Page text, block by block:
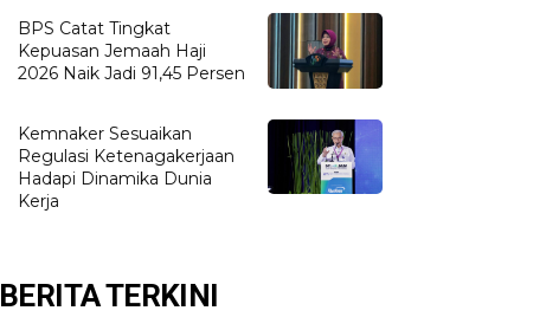
BPS Catat Tingkat
Kepuasan Jemaah Haji
2026 Naik Jadi 91,45 Persen
Kemnaker Sesuaikan
Regulasi Ketenagakerjaan
Hadapi Dinamika Dunia
Kerja
BERITA TERKINI